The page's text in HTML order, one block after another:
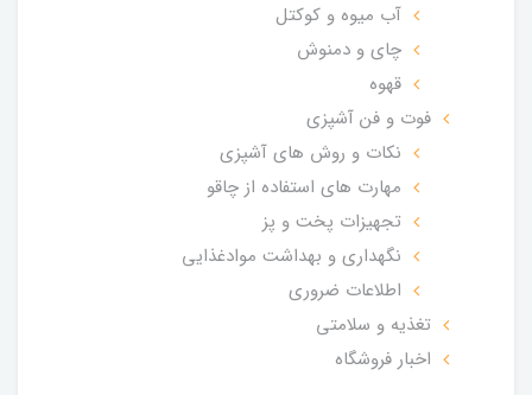
آب میوه و کوکتل
چای و دمنوش
قهوه
فوت و فن آشپزی
نکات و روش های آشپزی
مهارت های استفاده از چاقو
تجهیزات پخت و پز
نگهداری و بهداشت موادغذایی
اطلاعات ضروری
تغذیه و سلامتی
اخبار فروشگاه